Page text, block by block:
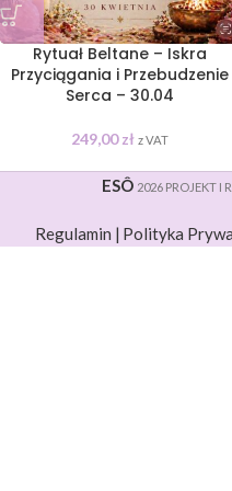
Rytuał Beltane – Iskra
Przyciągania i Przebudzenie
Serca – 30.04
249,00zł z VAT
ESÔ 2026 PROJEKT I
Regulamin | Polityka